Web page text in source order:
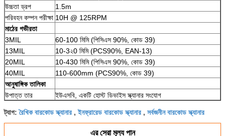
উচ্চতা ড্রপ
1.5m
পরিবহন কম্পন পরীক্ষা 10H @ 125RPM
মাঠের গভীরতা
3MIL
60-100 মিমি (পিসিএস 90%, কোড 39)
13MIL
10-3২0 মিমি (PCS90%, EAN-13)
20MIL
10-430 মিমি (পিসিএস 90%, কোড 39)
40MIL
110-600mm (PCS90%, কোড 39)
আনুষাঙ্গিক তালিকা
উপাত্ত তার
ইউএসবি, একটি হোস্ট ডিভাইস স্ক্যানার সংযোগ
ট্যাগ:রৈখিক বারকোড স্ক্যানার ,ইনফ্রারেড বারকোড স্ক্যানার , সর্বজনীন বারকোড স্ক্যানার
এর সেরা মূল্য পান